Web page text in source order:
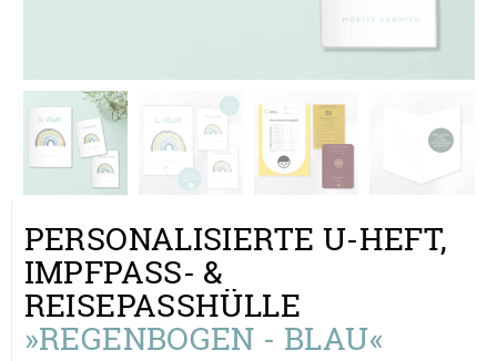
PERSONALISIERTE U-HEFT,
IMPFPASS- &
REISEPASSHÜLLE
»REGENBOGEN - BLAU«